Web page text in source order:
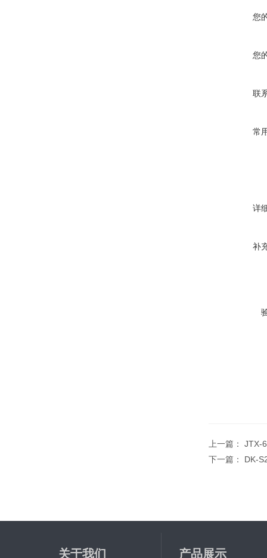
您
您
联
常
详
补
上一篇： JTX-
下一篇： DK-
关于我们 产品展示